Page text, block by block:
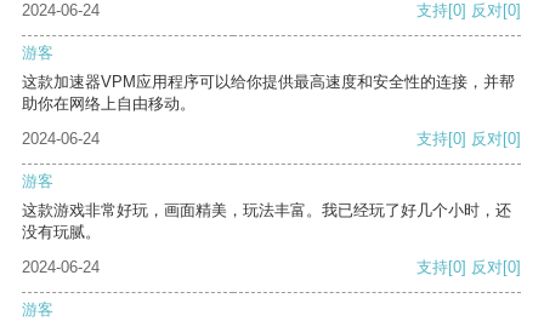
2024-06-24 支持[0] 反对[0]
游客
这款加速器VPM应用程序可以给你提供最高速度和安全性的连接，并帮
助你在网络上自由移动。
2024-06-24
支持[0] 反对[0]
游客
这款游戏非常好玩，画面精美，玩法丰富。我已经玩了好几个小时，还
没有玩腻。
2024-06-24
支持[0] 反对[0]
游客